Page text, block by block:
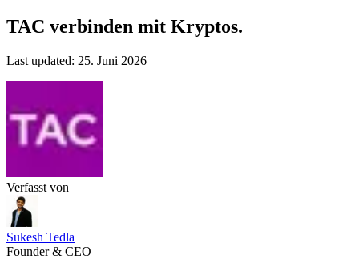
TAC verbinden mit Kryptos.
Last updated: 25. Juni 2026
Verfasst von
Sukesh Tedla
Founder & CEO